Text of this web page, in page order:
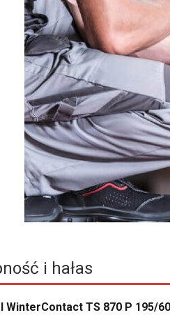
i hałas
WinterContact TS 870 P 195/60